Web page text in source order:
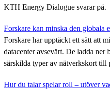
KTH Energy Dialogue svarar på.
Forskare kan minska den globala
Forskare har upptäckt ett sätt att
datacenter avsevärt. De ladda ner
särskilda typer av nätverkskort till
Hur du talar spelar roll – utöver